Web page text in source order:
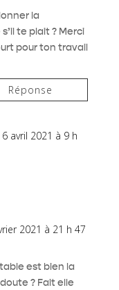
la
te plait ? Merci
pour ton travail
Réponse
6 avril 2021 à 9 h
2021 à 21 h 47
est bien la
? Fait elle